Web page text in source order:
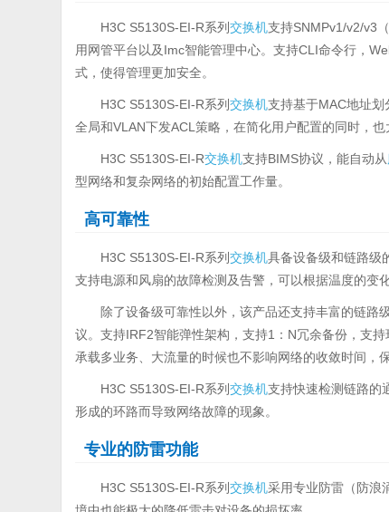
H3C S5130S-EI-R系列交换机支持SNMPv1/v2/v3
用网管平台以及Imc智能管理中心。支持CLI命令行，
式，使得管理更加安全。
H3C S5130S-EI-R系列交换机支持基于MAC地址
全局和VLAN下发ACL策略，在简化用户配置的同时，也
H3C S5130S-EI-R交换机支持BIMS协议，能自动从
型网络和复杂网络的初始配置工作量。
高可靠性
H3C S5130S-EI-R系列交换机具备设备级和链路级
支持电源和风扇的故障检测及告警，可以根据温度的变
除了设备级可靠性以外，该产品还支持丰富的链
议。支持IRF2智能弹性架构，支持1：N冗余备份，支
承载多业务、大流量的时候也不影响网络的收敛时间，
H3C S5130S-EI-R系列交换机支持快速检测链路的
形成的环路而导致网络故障的现象。
专业的防雷功能
H3C S5130S-EI-R系列交换机采用专业防雷（防浪